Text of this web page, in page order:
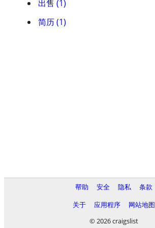
出售 (1)
简历 (1)
帮助 安全 隐私
条款
关于
应用程序
网站地图
© 2026 craigslist